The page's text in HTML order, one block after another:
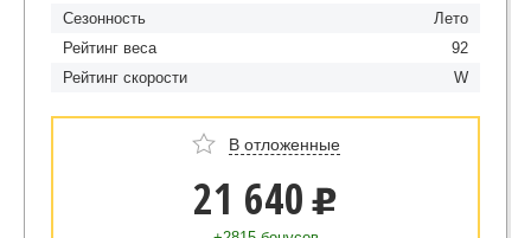
Сезонность
Лето
Рейтинг веса
92
Рейтинг скорости
W
В отложенные
21 640 u